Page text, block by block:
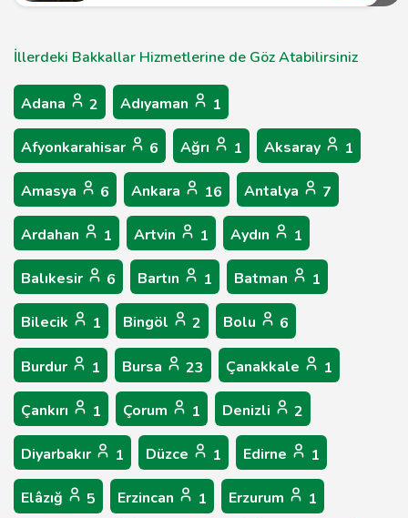
İllerdeki Bakkallar Hizmetlerine de Göz Atabilirsiniz
Adana 2 Adıyaman 1
Afyonkarahisar 6 Ağrı 1 Aksaray 1
Amasya 6 Ankara 16 Antalya 7
Ardahan 1 Artvin 1 Aydın 1
Balıkesir 6 Bartın 1 Batman 1
Bilecik 1 Bingöl 2 Bolu 6
Burdur 1 Bursa 23 Çanakkale 1
Çankırı 1 Çorum 1 Denizli 2
Diyarbakır 1 Düzce 1 Edirne 1
Elâzığ 5 Erzincan 1 Erzurum 1